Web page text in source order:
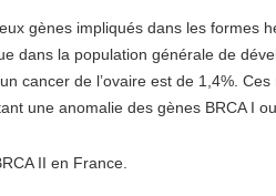
gènes impliqués dans les formes
dans la population générale de
cancer de l’ovaire est de 1,4%.
une anomalie des gènes BRCA I
II en France.